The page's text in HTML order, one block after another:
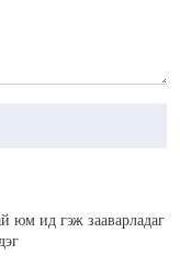
юм ид гэж зааварладаг